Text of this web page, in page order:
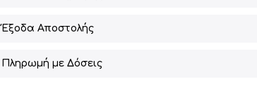
Έξοδα Αποστολής
Πληρωμή με Δόσεις